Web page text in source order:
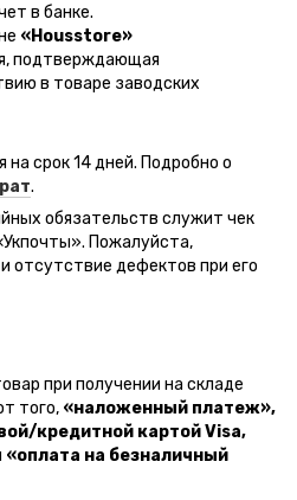
в банке.
«Housstore»
подтверждающая
в товаре заводских
на срок 14 дней. Подробно о
.
обязательств служит чек
почты». Пожалуйста,
отсутствие дефектов при его
при получении на складе
того, «наложенный платеж»,
кредитной картой Visa,
«оплата на безналичный